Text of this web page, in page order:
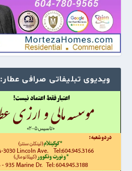
ویدیوی تبلیفاتی صرافی عطار: